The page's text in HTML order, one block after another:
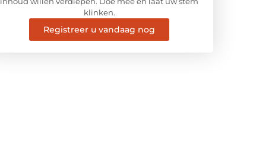
klinken.
Registreer u vandaag nog